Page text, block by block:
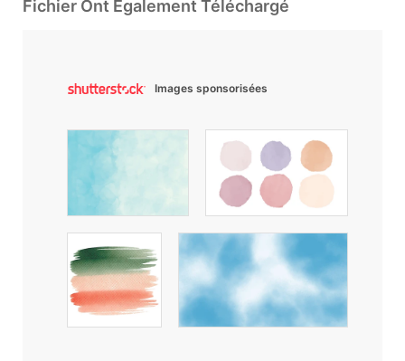
Fichier Ont Également Téléchargé
Images sponsorisées